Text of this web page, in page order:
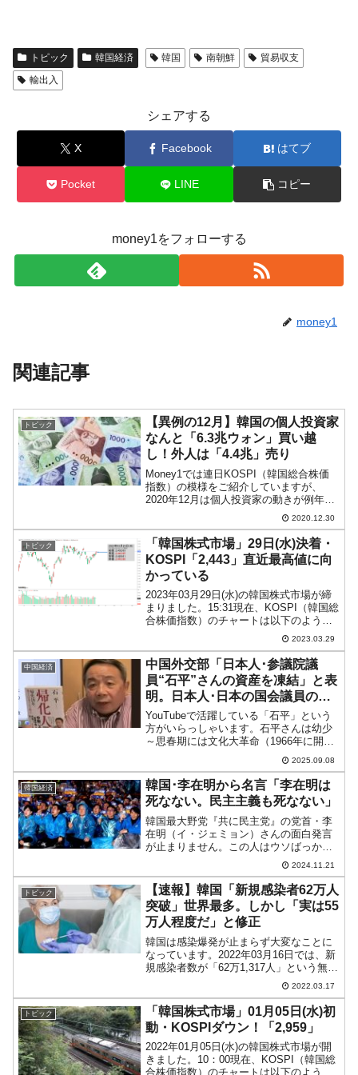
トピック 韓国経済 韓国 南朝鮮
貿易収支
輸出入
シェアする
X Facebook はてブ
Pocket LINE コピー
money1をフォローする
money1
関連記事
トピック
【異例の12月】韓国の個人投資家
なんと「6.3兆ウォン」買い越
し！外人は「4.4兆」売り
Money1では連日KOSPI（韓国総合株価
指数）の模様をご紹介していますが、
2020年12月は個人投資家の動きが例年と
異なっています。普通なら、12月は個人
投資家にとって「売り越し」の月なので
す。以下をご覧ください。2016年12月：
「1...
2020.12.30
トピック
「韓国株式市場」29日(水)決着・
KOSPI「2,443」直近最高値に向
かっている
2023年03月29日(水)の韓国株式市場が締
まりました。15:31現在、KOSPI（韓国総
合株価指数）のチャートは以下のように
『Investing.com』より引用）。本日もい
い感じの陽線で締まりました。KOSPI...
2023.03.29
中国経済
中国外交部「日本人･参議院議
員“石平”さんの資産を凍結」と表
明。日本人･日本の国会議員の言
論を統制しようとする「内政干
渉」
YouTubeで活躍している「石平」という
方がいらっしゃいます。石平さんは幼少
～思春期には文化大革命（1966年に開
始：1978年まで続く）を経験し、青年期
に天安門事件に衝撃を受けた――という
方です。石平さんは、1962年01月30日、
中国...
2025.09.08
韓国経済
韓国･李在明から名言「李在明は
死なない。民主主義も死なない」
韓国最大野党『共に民主党』の党首・李
在明（イ・ジェミョン）さんの面白発言
が止まりません。この人はウソばっかり
言ってる人ですが、2024年11月15日に
（想定してたよりも重い量刑の）有罪判
決が出たため、さすがに焦っています。
「とにかく監獄に行...
2024.11.21
トピック
【速報】韓国「新規感染者62万人
突破」世界最多。しかし「実は55
万人程度だ」と修正
韓国は感染爆発が止まらず大変なことに
なっています。2022年03月16日では、新
規感染者数が「62万1,317人」という無茶
苦茶な数字となりました。以下をご覧く
ださい。前日から20万人も増加しまし
た。世界最多の感染者数です。しかし、
イ・サン...
2022.03.17
トピック
「韓国株式市場」01月05日(水)初
動・KOSPIダウン！「2,959」
2022年01月05日(水)の韓国株式市場が開
きました。10：00現在、KOSPI（韓国総
合株価指数）のチャートは以下のように